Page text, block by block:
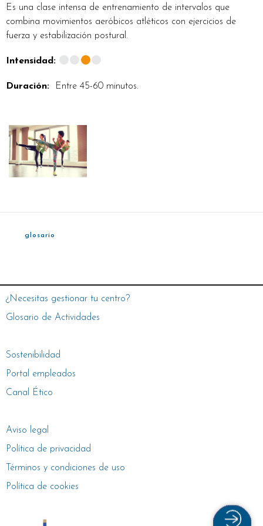
Es una clase intensa de entrenamiento de intervalos que
combina movimientos aeróbicos atléticos con ejercicios de
fuerza y estabilización postural.
Intensidad:
Duración: Entre 45-60 minutos.
glosario
¿Necesitas gestionar tu centro?
Glosario de Actividades
Sostenibilidad
Portal empleados
Canal Ético
Aviso legal
Política de privacidad
Términos y condiciones de uso
Política de cookies